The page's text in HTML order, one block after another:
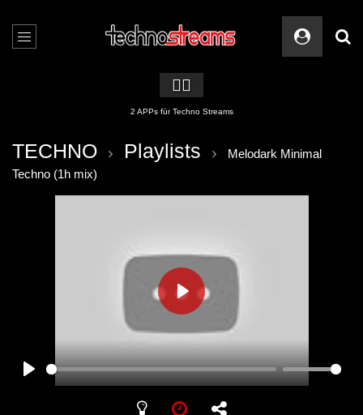
🏳️‍🌈
2 APPs für Techno Streams
TECHNO Playlists
Melodark Minimal
Techno (1h mix)
PLAY
PLAY